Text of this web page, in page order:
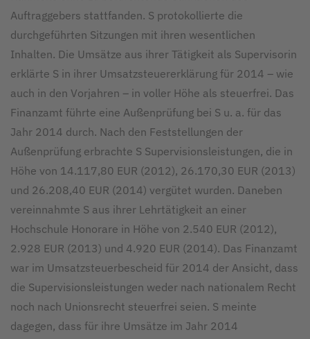
Auftraggebers stattfanden. S protokollierte die
durchgeführten Sitzungen mit ihren wesentlichen
Inhalten. Die Umsätze aus ihrer Tätigkeit als Supervisorin
erklärte S in ihrer Umsatzsteuererklärung für 2014 – wie
auch in den Vorjahren – in voller Höhe als steuerfrei. Das
Finanzamt führte eine Außenprüfung bei S u. a. für das
Jahr 2014 durch. Nach den Feststellungen der
Außenprüfung erbrachte S Supervisionsleistungen, die in
Höhe von 14.117,80 EUR (2012), 26.170,30 EUR (2013)
und 26.208,40 EUR (2014) vergütet wurden. Daneben
vereinnahmte S aus ihrer Lehrtätigkeit an einer
Hochschule Honorare in Höhe von 2.540 EUR (2012),
2.928 EUR (2013) und 4.920 EUR (2014). Das Finanzamt
war im Umsatzsteuerbescheid für 2014 der Ansicht, dass
die Supervisionsleistungen weder nach nationalem Recht
noch nach Unionsrecht steuerfrei seien. S meinte
dagegen, dass für ihre Umsätze im Jahr 2014